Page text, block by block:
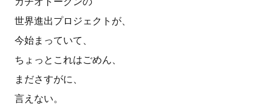
世界進出プロジェクトが、
今始まっていて、
ちょっとこれはごめん、
まださすがに、
言えない。